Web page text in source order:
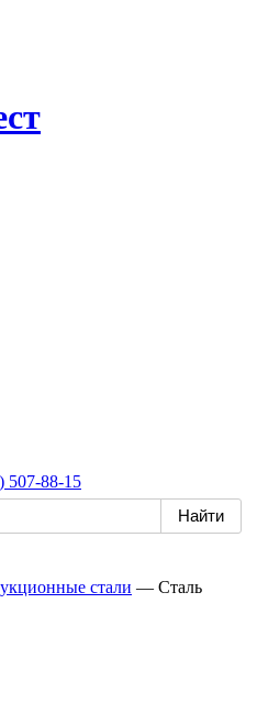
507-88-15
стали — Сталь